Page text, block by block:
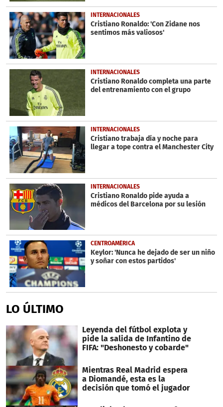
INTERNACIONALES
Cristiano Ronaldo: 'Con Zidane nos
sentimos más valiosos'
INTERNACIONALES
Cristiano Ronaldo completa una parte
del entrenamiento con el grupo
INTERNACIONALES
Cristiano trabaja día y noche para
llegar a tope contra el Manchester City
INTERNACIONALES
Cristiano Ronaldo pide ayuda a
médicos del Barcelona por su lesión
CENTROAMÉRICA
Keylor: 'Nunca he dejado de ser un niño
y soñar con estos partidos'
LO ÚLTIMO
Leyenda del fútbol explota y
pide la salida de Infantino de
FIFA: "Deshonesto y cobarde"
Mientras Real Madrid espera
a Diomandé, esta es la
decisión que tomó el jugador